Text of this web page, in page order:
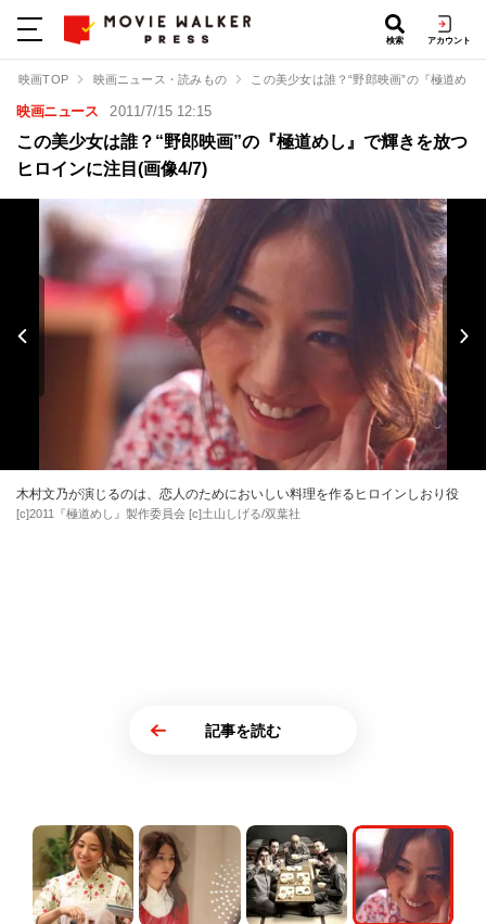
検索 アカウント
映画TOP 映画ニュース・読みもの この美少女は誰？“野郎映画”の『極道め
映画ニュース 2011/7/15 12:15
この美少女は誰？“野郎映画”の『極道めし』で輝きを放つ
ヒロインに注目(画像4/7)
木村文乃が演じるのは、恋人のためにおいしい料理を作るヒロインしおり役
[c]2011『極道めし』製作委員会 [c]土山しげる/双葉社
記事を読む